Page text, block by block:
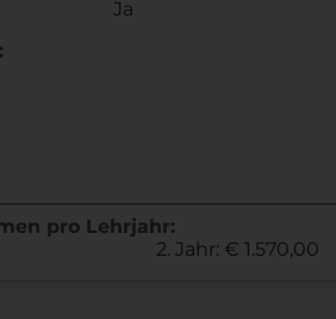
Ja
pro Lehrjahr:
2. Jahr: € 1.570,00